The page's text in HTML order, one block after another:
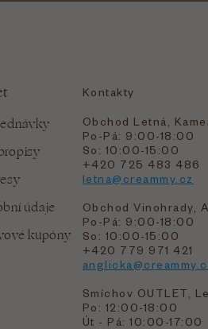
údaje
kupóny
Kontakty
Obchod Letná,
Po-Pá: 9:00-18:00
So: 10:00-15:00
+420 725 483 486
letna@creammy.cz
Obchod Vinohrady,
Po-Pá: 9:00-18:00
So: 10:00-15:00
+420 779 971 421
Smíchov OUTLET,
Po: 12:00-18:00
Út - Pá: 10:00-17:00